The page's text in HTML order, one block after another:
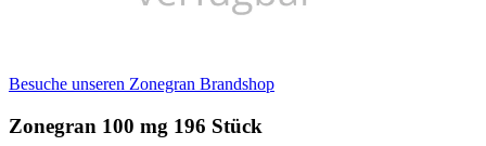
Besuche unseren Zonegran Brandshop
Zonegran 100 mg 196 Stück